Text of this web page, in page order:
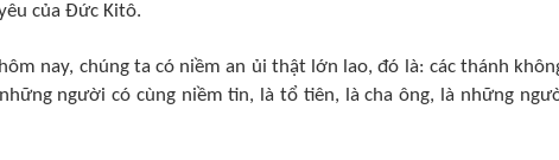
của Đức Kitô.
nay, chúng ta có niềm an ủi thật lớn lao, đó là: các thánh
người có cùng niềm tin, là tổ tiên, là cha ông, là những